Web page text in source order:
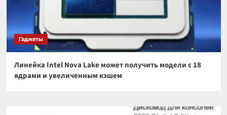
Гаджеты
Линейка Intel Nova Lake может получить модели с 18
ядрами и увеличенным кэшем